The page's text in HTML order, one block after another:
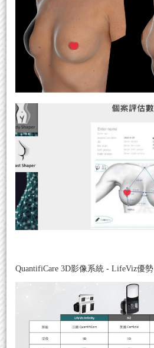
QuantifiCare 3D影像系統 - LifeViz優勢